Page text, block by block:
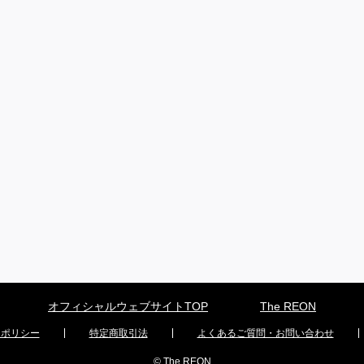
オフィシャルウェブサイトTOP The REON
リシー 特定商取引法 よくあるご質問・お問い合わせ
© The REON